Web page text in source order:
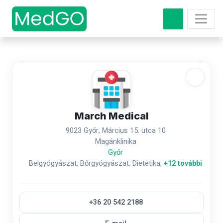
March Medical
9023 Győr, Március 15. utca 10
Magánklinika
Győr
Belgyógyászat, Bőrgyógyászat, Dietetika, +12 további
+36 20 542 2188